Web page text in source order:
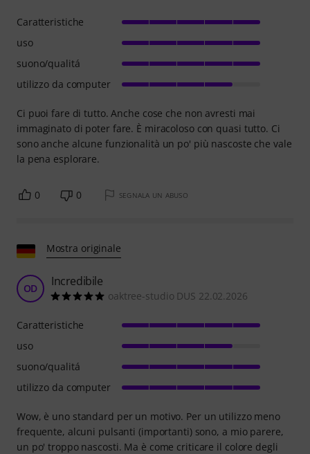
Ci puoi fare di tutto. Anche cose che non avresti mai
immaginato di poter fare. È miracoloso con quasi tutto. Ci
sono anche alcune funzionalità un po' più nascoste che vale
la pena esplorare.
Caratteristiche
uso
suono/qualitá
utilizzo da computer
0 0 SEGNALA UN ABUSO
Mostra originale
OD Incredibile
oaktree-studio DUS 22.02.2026
Wow, è uno standard per un motivo. Per un utilizzo meno
frequente, alcuni pulsanti (importanti) sono, a mio parere,
un po' troppo nascosti. Ma è come criticare il colore degli
Caratteristiche
uso
suono/qualitá
utilizzo da computer